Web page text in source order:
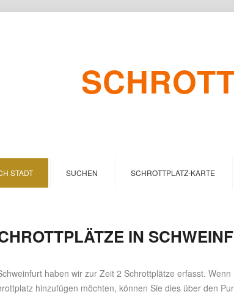
STADT SUCHEN SCHROTTPLATZ-KARTE
IN
haben wir zur Zeit 2 Schrottplätze erfasst. Wenn
hinzufügen möchten, können Sie dies über den